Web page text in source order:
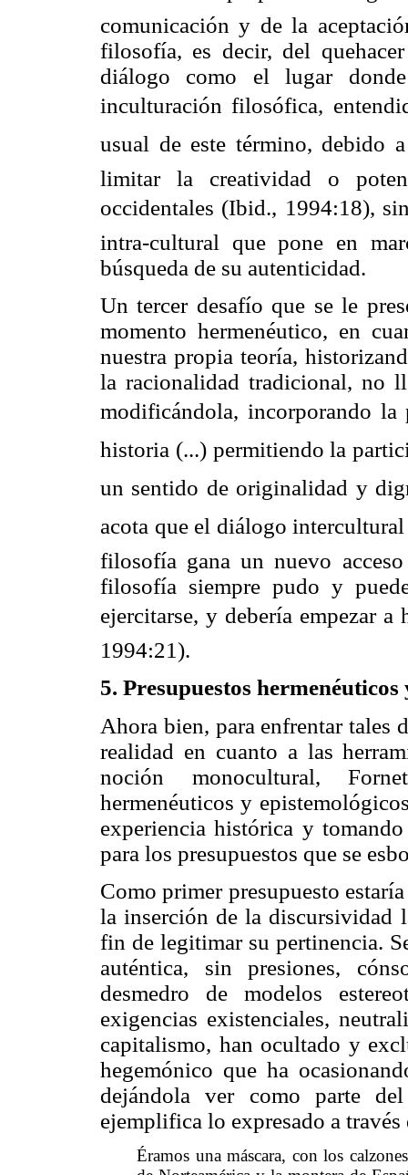
comunicación y de la
filosofía, es decir, del
diálogo como el lugar
inculturación filosófica,
usual de este término, debido
limitar la creatividad o
occidentales (Ibid., 1994:18),
intra-cultural que pone en
búsqueda de su autenticidad.
Un tercer desafío que se le
momento hermenéutico, en
nuestra propia teoría,
la racionalidad tradicional, no
modificándola, incorporando
historia (...) permitiendo la
un sentido de originalidad y
acota que el diálogo intercultural
filosofía gana un nuevo
filosofía siempre pudo y
ejercitarse, y debería empezar
1994:21).
5. Presupuestos
Ahora bien, para enfrentar tales
realidad en cuanto a las
noción monocultural,
hermenéuticos y
experiencia histórica y
para los presupuestos que se
Como primer presupuesto
la inserción de la discursividad
fin de legitimar su pertinencia.
auténtica, sin presiones,
desmedro de modelos
exigencias existenciales,
capitalismo, han ocultado y
hegemónico que ha
dejándola ver como parte
ejemplifica lo expresado a
Éramos una máscara, con los